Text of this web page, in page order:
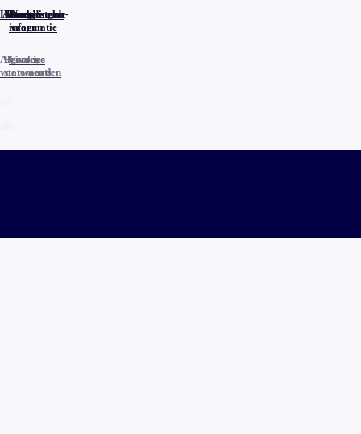
Home
Actueel
Uitzendingen
Reacties
Programma-
informatie
Veelgestelde
vragen
Algemene
voorwaarden
Privacy
statements
Cookies